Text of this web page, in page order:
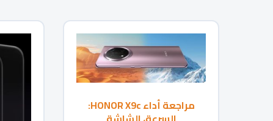
مراجعة أداء HONOR X9c: